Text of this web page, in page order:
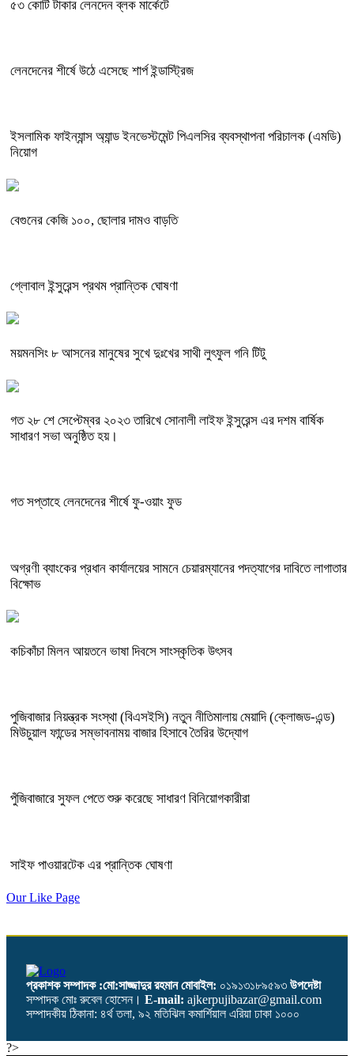
৫৩ কোটি টাকার লেনদেন ব্লক মার্কেটে
লেনদেনের শীর্ষে উঠে এসেছে শার্প ইন্ডাস্ট্রিজ
ইসলামিক ফাইন্যান্স অ্যান্ড ইনভেস্টমেন্ট পিএলসির ব্যবস্থাপনা পরিচালক (এমডি)
নিয়োগ
বেগুনের কেজি ১০০, ছোলার দামও বাড়তি
গ্লোবাল ইন্সুরেন্স প্রথম প্রান্তিক ঘোষণা
ময়মনসিং ৮ আসনের মানুষের সুখে দুঃখের সাথী লুৎফুল গনি টিটু
গত ২৮ শে সেপ্টেম্বর ২০২৩ তারিখে সোনালী লাইফ ইন্সুরেন্স এর দশম বার্ষিক
সাধারণ সভা অনুষ্ঠিত হয়।
গত সপ্তাহে লেনদেনের শীর্ষে ফু-ওয়াং ফুড
অগ্রণী ব্যাংকের প্রধান কার্যালয়ের সামনে চেয়ারম্যানের পদত্যাগের দাবিতে লাগাতার
বিক্ষোভ
কচিকাঁচা মিলন আয়তনে ভাষা দিবসে সাংস্কৃতিক উৎসব
পুজিবাজার নিয়ন্ত্রক সংস্থা (বিএসইসি) নতুন নীতিমালায় মেয়াদি (ক্লোজড-এন্ড)
মিউচুয়াল ফান্ডের সম্ভাবনাময় বাজার হিসাবে তৈরির উদ্যোগ
পুঁজিবাজারে সুফল পেতে শুরু করেছে সাধারণ বিনিয়োগকারীরা
সাইফ পাওয়ারটেক এর প্রান্তিক ঘোষণা
Our Like Page
প্রকাশক সম্পাদক :মো:সাজ্জাদুর রহমান মোবাইল: ০১৯১৩১৮৯৫৯৩ উপদেষ্টা
সম্পাদক মোঃ রুবেল হোসেন। E-mail: ajkerpujibazar@gmail.com
সম্পাদকীয় ঠিকানা: ৪র্থ তলা, ৯২ মতিঝিল কমার্শিয়াল এরিয়া ঢাকা ১০০০
?>